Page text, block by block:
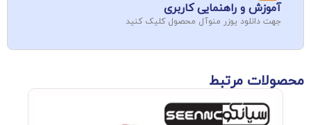
آموزش و راهنمایی کاربری
جهت دانلود یوزر منوآل محصول کلیک کنید
محصولات مرتبط